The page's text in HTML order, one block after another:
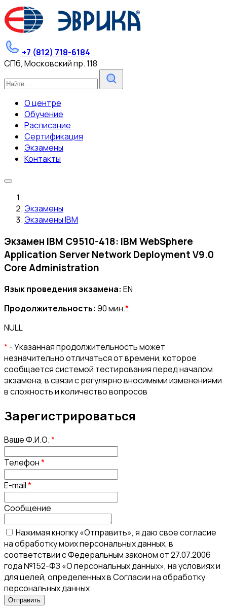
+7 (812) 718-6184
СПб, Московский пр. 118
О центре
Обучение
Расписание
Сертификация
Экзамены
Контакты
Экзамены
Экзамены IBM
Экзамен IBM C9510-418: IBM WebSphere
Application Server Network Deployment V9.0
Core Administration
Язык проведения экзамена: EN
Продолжительность: 90 мин.*
NULL
*- Указанная продолжительность может
незначительно отличаться от времени, которое
сообщается системой тестирования перед началом
экзамена, в связи с регулярно вносимыми изменениями
в сложность и количество вопросов
Зарегистрироваться
Ваше Ф.И.О.*
Телефон*
E-mail*
Сообщение
Нажимая кнопку «Отправить», я даю свое согласие
на обработку моих персональных данных, в
соответствии с Федеральным законом от 27.07.2006
года №152-ФЗ «О персональных данных», на условиях и
для целей, определенных в Согласии на обработку
персональных данных